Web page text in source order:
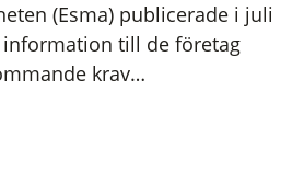
(Esma) publicerade i juli
till de företag
krav…